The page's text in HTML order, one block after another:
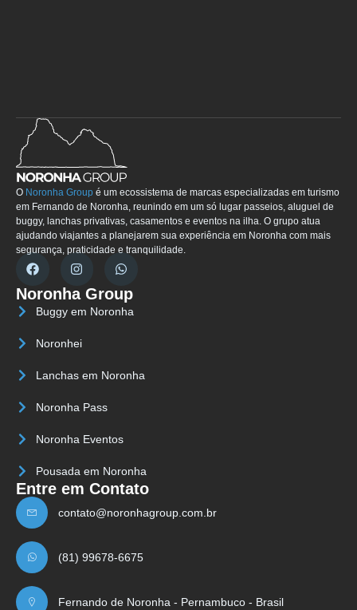
O Noronha Group é um ecossistema de marcas especializadas em turismo
em Fernando de Noronha, reunindo em um só lugar passeios, aluguel de
buggy, lanchas privativas, casamentos e eventos na ilha. O grupo atua
ajudando viajantes a planejarem sua experiência em Noronha com mais
segurança, praticidade e tranquilidade.
Noronha Group
Buggy em Noronha
Noronhei
Lanchas em Noronha
Noronha Pass
Noronha Eventos
Pousada em Noronha
Entre em Contato
contato@noronhagroup.com.br
(81) 99678-6675
Fernando de Noronha - Pernambuco - Brasil